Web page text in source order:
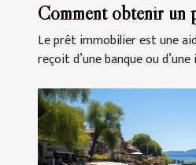
Comment obtenir un
Le prêt immobilier est une
reçoit d’une banque ou